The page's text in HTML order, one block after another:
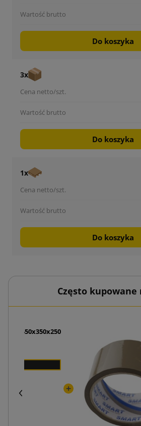
Do koszyka
3x
Do koszyka
1x
Do koszyka
Często kupowane
450x350x250